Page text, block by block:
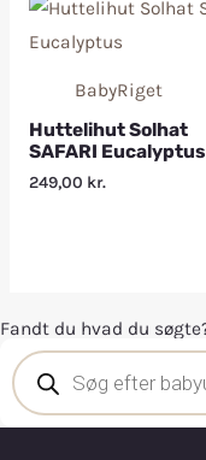
BabyRiget
Huttelihut Solhat
SAFARI Eucalyptus
249,00 kr.
Fandt du hvad du